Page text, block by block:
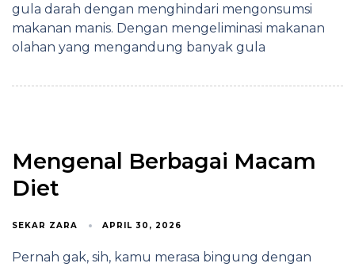
gula darah dengan menghindari mengonsumsi
makanan manis. Dengan mengeliminasi makanan
olahan yang mengandung banyak gula
Mengenal Berbagai Macam
Diet
SEKAR ZARA APRIL 30, 2026
Pernah gak, sih, kamu merasa bingung dengan